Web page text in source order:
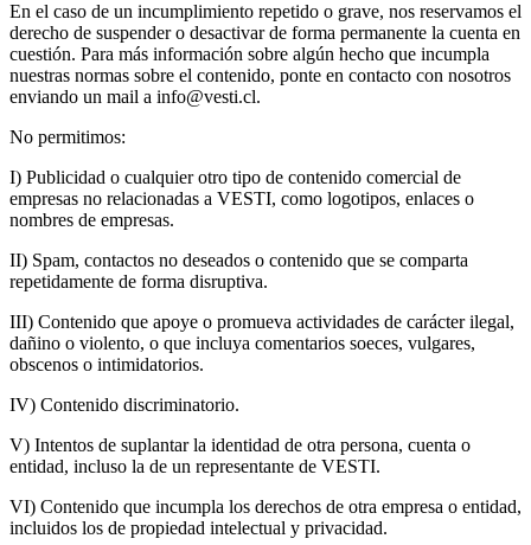
En el caso de un incumplimiento repetido o grave, nos reservamos el
derecho de suspender o desactivar de forma permanente la cuenta en
cuestión. Para más información sobre algún hecho que incumpla
nuestras normas sobre el contenido, ponte en contacto con nosotros
enviando un mail a info@vesti.cl.
No permitimos:
I) Publicidad o cualquier otro tipo de contenido comercial de
empresas no relacionadas a VESTI, como logotipos, enlaces o
nombres de empresas.
II) Spam, contactos no deseados o contenido que se comparta
repetidamente de forma disruptiva.
III) Contenido que apoye o promueva actividades de carácter ilegal,
dañino o violento, o que incluya comentarios soeces, vulgares,
obscenos o intimidatorios.
IV) Contenido discriminatorio.
V) Intentos de suplantar la identidad de otra persona, cuenta o
entidad, incluso la de un representante de VESTI.
VI) Contenido que incumpla los derechos de otra empresa o entidad,
incluidos los de propiedad intelectual y privacidad.